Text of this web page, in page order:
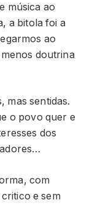
música ao
a bitola foi a
ao
doutrina
mas sentidas.
o povo quer e
dos
com
e sem